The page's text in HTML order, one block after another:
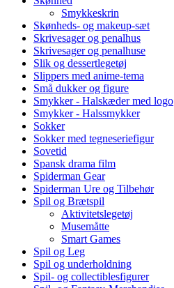
Smykkeskrin
Skønheds- og makeup-sæt
Skrivesager og penalhus
Skrivesager og penalhuse
Slik og dessertlegetøj
Slippers med anime-tema
Små dukker og figure
Smykker - Halskæder med logo
Smykker - Halssmykker
Sokker
Sokker med tegneseriefigur
Sovetid
Spansk drama film
Spiderman Gear
Spiderman Ure og Tilbehør
Spil og Brætspil
Aktivitetslegetøj
Musemåtte
Smart Games
Spil og Leg
Spil og underholdning
Spil- og collectiblesfigurer